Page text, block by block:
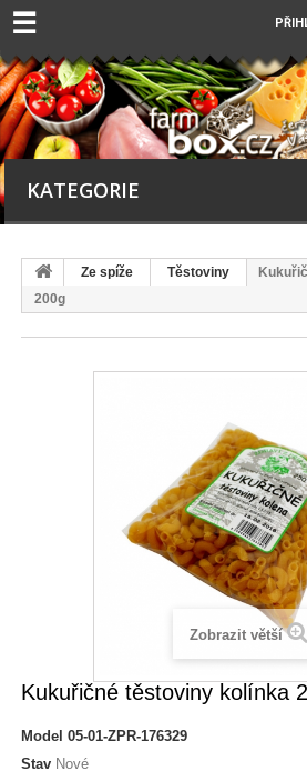
☰
KATEGORIE
Ze spíže Těstoviny
200g
Zobrazit větší
Kukuřičné těstoviny kolínka
Model 05-01-ZPR-176329
Stav Nové